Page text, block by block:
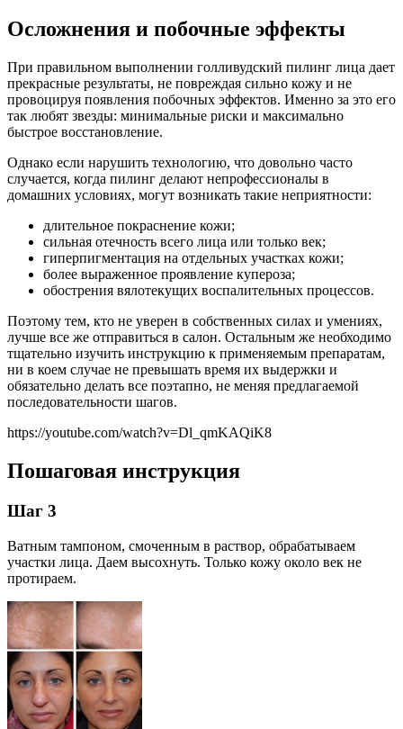
Осложнения и побочные эффекты
При правильном выполнении голливудский пилинг лица дает
прекрасные результаты, не повреждая сильно кожу и не
провоцируя появления побочных эффектов. Именно за это его
так любят звезды: минимальные риски и максимально
быстрое восстановление.
Однако если нарушить технологию, что довольно часто
случается, когда пилинг делают непрофессионалы в
домашних условиях, могут возникать такие неприятности:
длительное покраснение кожи;
сильная отечность всего лица или только век;
гиперпигментация на отдельных участках кожи;
более выраженное проявление купероза;
обострения вялотекущих воспалительных процессов.
Поэтому тем, кто не уверен в собственных силах и умениях,
лучше все же отправиться в салон. Остальным же необходимо
тщательно изучить инструкцию к применяемым препаратам,
ни в коем случае не превышать время их выдержки и
обязательно делать все поэтапно, не меняя предлагаемой
последовательности шагов.
https://youtube.com/watch?v=Dl_qmKAQiK8
Пошаговая инструкция
Шаг 3
Ватным тампоном, смоченным в раствор, обрабатываем
участки лица. Даем высохнуть. Только кожу около век не
протираем.